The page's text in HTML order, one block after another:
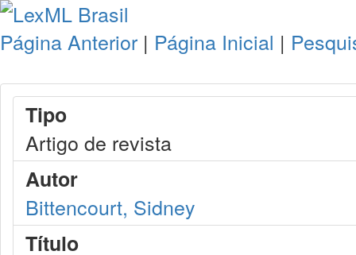
Página Anterior | Página Inicial |
Tipo
Artigo de revista
Autor
Bittencourt, Sidney
Título